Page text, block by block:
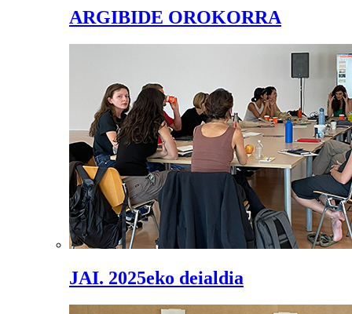
ARGIBIDE OROKORRA
JAI. 2025eko deialdia